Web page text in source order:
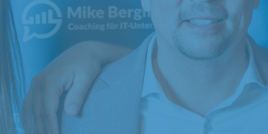
Planbarer Neukundenzufluss
Lerne, wie KI-Telefon-Agenten und
automatisiertes Online-Marketing Dir
kontinuierlich qualifizierte Kundenanfragen